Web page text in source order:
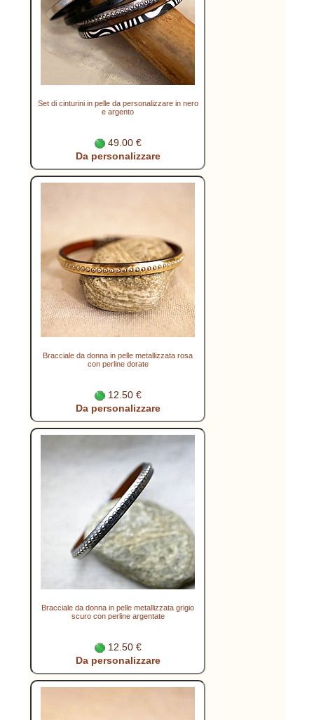
Set di cinturini in pelle da personalizzare in nero
e argento
49.00 €
Da personalizzare
Bracciale da donna in pelle metallizzata rosa
con perline dorate
12.50 €
Da personalizzare
Bracciale da donna in pelle metallizzata grigio
scuro con perline argentate
12.50 €
Da personalizzare